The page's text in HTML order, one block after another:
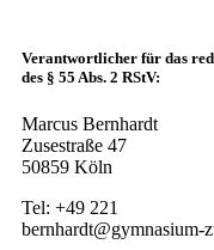
Verantwortlicher für das
des § 55 Abs. 2 RStV:
Marcus Bernhardt
Zusestraße 47
50859 Köln
Tel: +49 221
bernhardt@gymnasium-